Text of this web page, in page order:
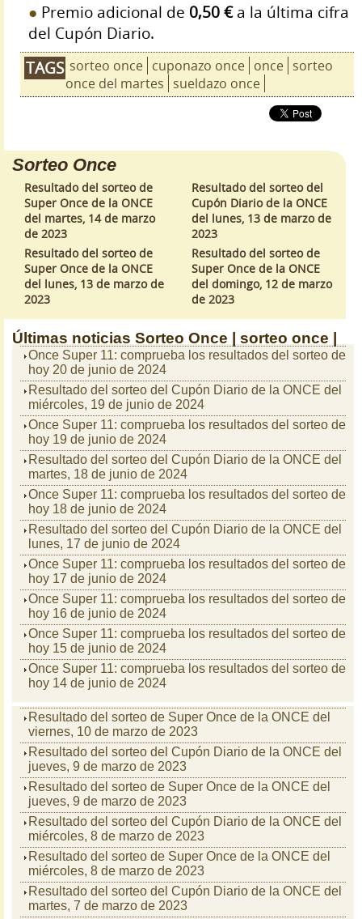
Premio adicional de 0,50 €a la última cifra
del Cupón Diario.
TAGS sorteo once cuponazo once once sorteo
once del martes sueldazo once
Sorteo Once
Resultado del sorteo de
Super Once de la ONCE
del martes, 14 de marzo
de 2023
Resultado del sorteo del
Cupón Diario de la ONCE
del lunes, 13 de marzo de
2023
Resultado del sorteo de
Super Once de la ONCE
del lunes, 13 de marzo de
2023
Resultado del sorteo de
Super Once de la ONCE
del domingo, 12 de marzo
de 2023
Últimas noticias Sorteo Once | sorteo once |
Once Super 11: comprueba los resultados del sorteo de
hoy 20 de junio de 2024
Resultado del sorteo del Cupón Diario de la ONCE del
miércoles, 19 de junio de 2024
Once Super 11: comprueba los resultados del sorteo de
hoy 19 de junio de 2024
Resultado del sorteo del Cupón Diario de la ONCE del
martes, 18 de junio de 2024
Once Super 11: comprueba los resultados del sorteo de
hoy 18 de junio de 2024
Resultado del sorteo del Cupón Diario de la ONCE del
lunes, 17 de junio de 2024
Once Super 11: comprueba los resultados del sorteo de
hoy 17 de junio de 2024
Once Super 11: comprueba los resultados del sorteo de
hoy 16 de junio de 2024
Once Super 11: comprueba los resultados del sorteo de
hoy 15 de junio de 2024
Once Super 11: comprueba los resultados del sorteo de
hoy 14 de junio de 2024
Resultado del sorteo de Super Once de la ONCE del
viernes, 10 de marzo de 2023
Resultado del sorteo del Cupón Diario de la ONCE del
jueves, 9 de marzo de 2023
Resultado del sorteo de Super Once de la ONCE del
jueves, 9 de marzo de 2023
Resultado del sorteo del Cupón Diario de la ONCE del
miércoles, 8 de marzo de 2023
Resultado del sorteo de Super Once de la ONCE del
miércoles, 8 de marzo de 2023
Resultado del sorteo del Cupón Diario de la ONCE del
martes, 7 de marzo de 2023